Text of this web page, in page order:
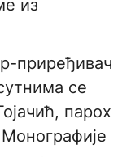
из
приређивач
се
парох